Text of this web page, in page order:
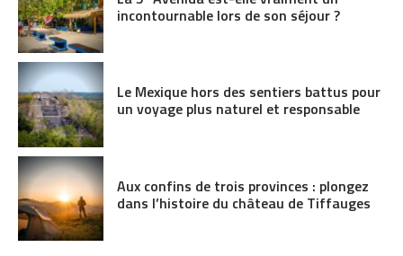
incontournable lors de son séjour ?
Le Mexique hors des sentiers battus pour
un voyage plus naturel et responsable
Aux confins de trois provinces : plongez
dans l’histoire du château de Tiffauges